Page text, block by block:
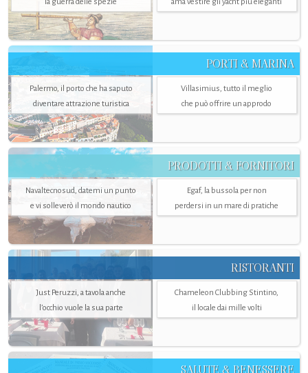
PORTI & MARINA
Palermo, il porto che ha saputo
diventare attrazione turistica
Villasimius, tutto il meglio
che può offrire un approdo
PRODOTTI & FORNITORI
Navaltecnosud, datemi un punto
e vi solleverò il mondo nautico
Egaf, la bussola per non
perdersi in un mare di pratiche
RISTORANTI
Just Peruzzi, a tavola anche
l’occhio vuole la sua parte
Chameleon Clubbing Stintino,
il locale dai mille volti
SALUTE & BENESSERE